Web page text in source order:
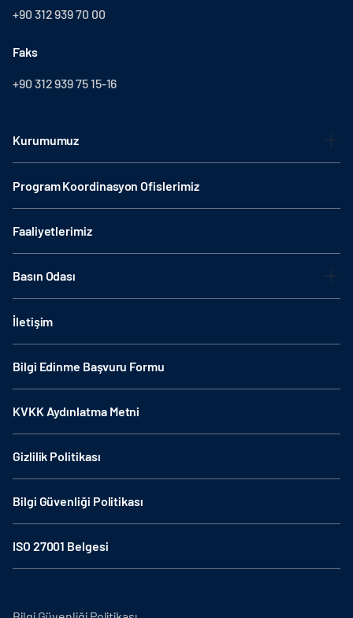
+90 312 939 70 00
Faks
+90 312 939 75 15-16
Kurumumuz
Program Koordinasyon Ofislerimiz
Faaliyetlerimiz
Basın Odası
İletişim
Bilgi Edinme Başvuru Formu
KVKK Aydınlatma Metni
Gizlilik Politikası
Bilgi Güvenliği Politikası
ISO 27001 Belgesi